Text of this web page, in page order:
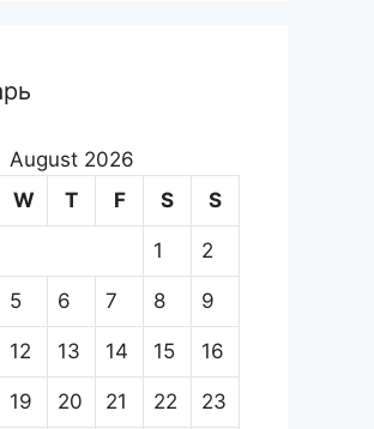
August 2026
W T F S S
1 2
5 6 7 8 9
12 13 14 15 16
19 20 21 22 23